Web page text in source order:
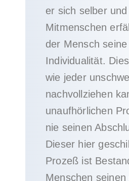
er sich selber
Mitmenschen
der Mensch seine
Individualität.
wie jeder
nachvollziehen
unaufhörlichen
nie seinen
Dieser hier
Prozeß ist
Menschen seinen